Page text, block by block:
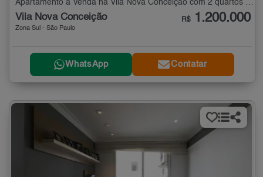
Vila Nova Conceição
Zona Sul - São Paulo
R$ 1.200.000
WhatsApp Contatar